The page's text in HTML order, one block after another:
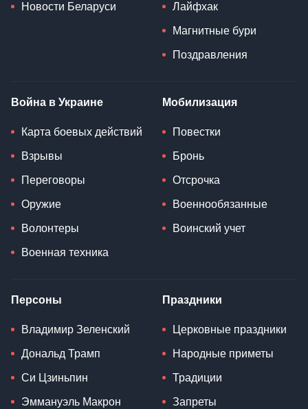
Новости Беларуси Лайфхак
Магнитные бури
Поздравления
Война в Украине
Карта боевых действий
Взрывы
Переговоры
Оружие
Волонтеры
Военная техника
Мобилизация
Повестки
Бронь
Отсрочка
Военнообязанные
Воинский учет
Персоны
Владимир Зеленский
Дональд Трамп
Си Цзиньпин
Эммануэль Макрон
Праздники
Церковные праздники
Народные приметы
Традиции
Запреты